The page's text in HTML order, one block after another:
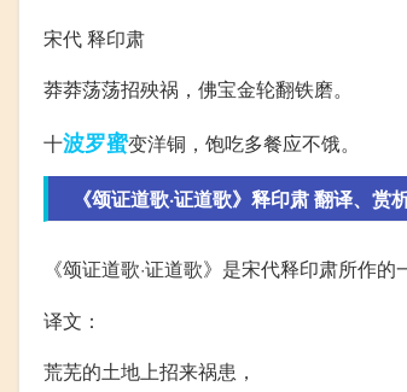
宋代 释印肃
莽莽荡荡招殃祸，佛宝金轮翻铁磨。
十波罗蜜变洋铜，饱吃多餐应不饿。
《颂证道歌·证道歌》释印肃 翻译、赏
《颂证道歌·证道歌》是宋代释印肃所作的
译文：
荒芜的土地上招来祸患，